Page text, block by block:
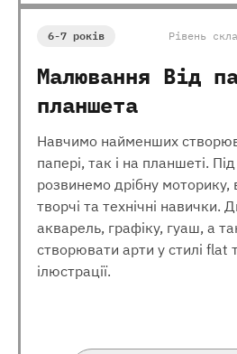
6-7 років Рівень
Малювання Від
планшета
Навчимо найменших
папері, так і на планшеті.
розвинемо дрібну моторику,
творчі та технічні навички.
акварель, графіку, гуаш, а
створювати арти у стилі flat
ілюстрації.